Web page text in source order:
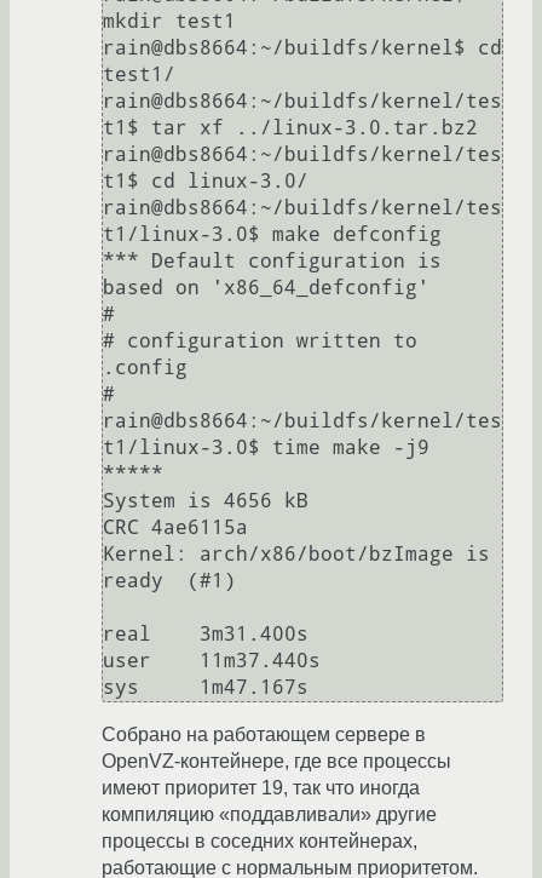
mkdir test1
rain@dbs8664:~/buildfs/kernel$ cd
test1/
rain@dbs8664:~/buildfs/kernel/tes
t1$ tar xf ../linux-3.0.tar.bz2
rain@dbs8664:~/buildfs/kernel/tes
t1$ cd linux-3.0/
rain@dbs8664:~/buildfs/kernel/tes
t1/linux-3.0$ make defconfig
*** Default configuration is
based on 'x86_64_defconfig'
#
# configuration written to
.config
#
rain@dbs8664:~/buildfs/kernel/tes
t1/linux-3.0$ time make -j9
*****
System is 4656 kB
CRC 4ae6115a
Kernel: arch/x86/boot/bzImage is
ready  (#1)
real    3m31.400s
user    11m37.440s
Собрано на работающем сервере в
OpenVZ-контейнере, где все процессы
имеют приоритет 19, так что иногда
компиляцию «поддавливали» другие
процессы в соседних контейнерах,
работающие с нормальным приоритетом.